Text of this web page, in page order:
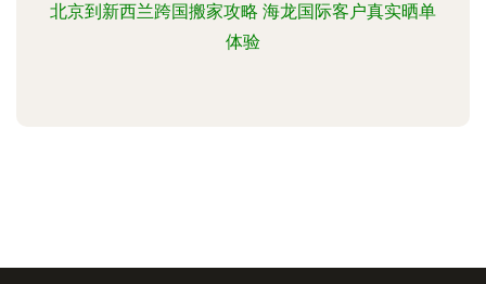
北京到新西兰跨国搬家攻略 海龙国际客户真实晒单
体验